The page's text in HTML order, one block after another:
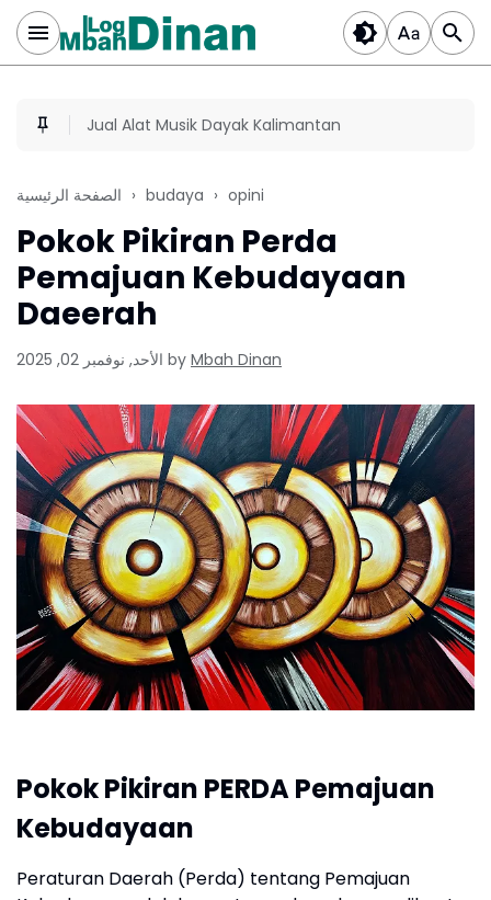
Jual Alat Musik Dayak Kalimantan
الصفحة الرئيسية budaya opini
Pokok Pikiran Perda
Pemajuan Kebudayaan
Daeerah
الأحد, نوفمبر 02, 2025 by Mbah Dinan
Pokok Pikiran PERDA Pemajuan
Kebudayaan
Peraturan Daerah (Perda) tentang Pemajuan